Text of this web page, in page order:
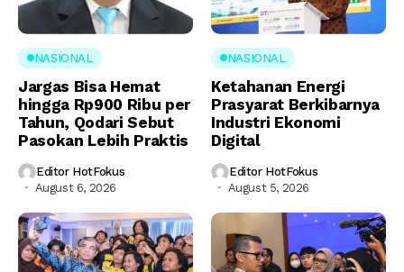
NASIONAL
Jargas Bisa Hemat
hingga Rp900 Ribu per
Tahun, Qodari Sebut
Pasokan Lebih Praktis
Editor HotFokus
August 6, 2026
NASIONAL
Ketahanan Energi
Prasyarat Berkibarnya
Industri Ekonomi
Digital
Editor HotFokus
August 5, 2026